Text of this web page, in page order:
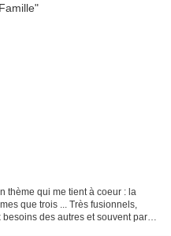
thème qui me tient à coeur : la
que trois ... Très fusionnels,
des autres et souvent partis